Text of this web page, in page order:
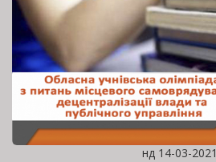
нд 14-03-2021